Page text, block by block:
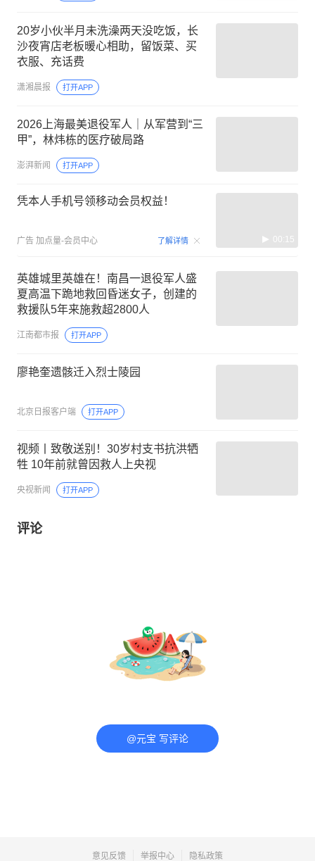
20岁小伙半月未洗澡两天没吃饭，长
沙夜宵店老板暖心相助，留饭菜、买
衣服、充话费
潇湘晨报 打开APP
2026上海最美退役军人｜从军营到“三
甲”，林炜栋的医疗破局路
澎湃新闻 打开APP
凭本人手机号领移动会员权益！
广告 加点量-会员中心 了解详情 00:15
英雄城里英雄在！南昌一退役军人盛
夏高温下跪地救回昏迷女子，创建的
救援队5年来施救超2800人
江南都市报 打开APP
廖艳奎遗骸迁入烈士陵园
北京日报客户端 打开APP
视频丨致敬送别！30岁村支书抗洪牺
牲 10年前就曾因救人上央视
央视新闻 打开APP
评论
@元宝 写评论
意见反馈 举报中心 隐私政策